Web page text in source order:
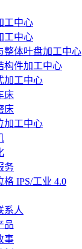
工中心
工中心
整体叶盘加工中心
构件加工中心
加工中心
床
床
加工中心
务
格 IPS/工业 4.0
系人
品
事